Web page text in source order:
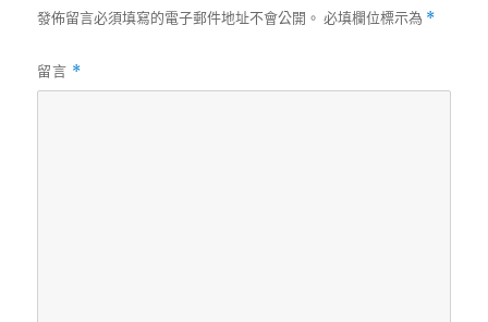
發佈留言必須填寫的電子郵件地址不會公開。 必填欄位標示為 *
留言 *